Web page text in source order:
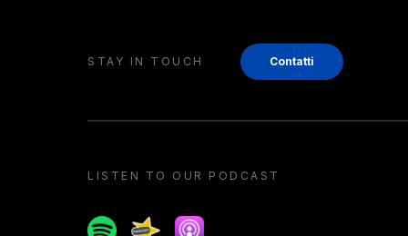
STAY IN TOUCH Contatti
LISTEN TO OUR PODCAST
SpotifySpreakerApple podcast